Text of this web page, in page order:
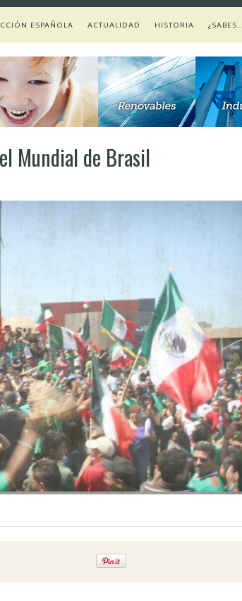
ESPAÑOLA ACTUALIDAD HISTORIA ¿SABES…
Mundial de Brasil